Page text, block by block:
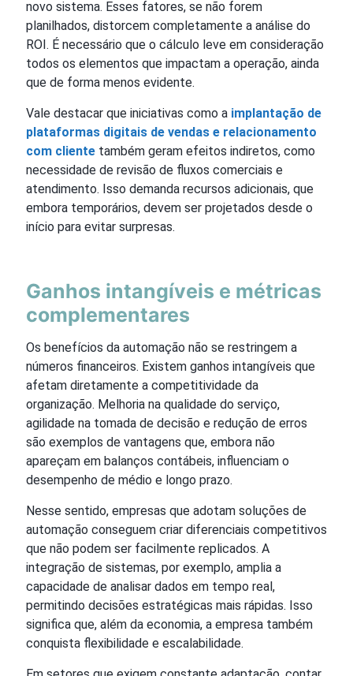
novo sistema. Esses fatores, se não forem
planilhados, distorcem completamente a análise do
ROI. É necessário que o cálculo leve em consideração
todos os elementos que impactam a operação, ainda
que de forma menos evidente.
Vale destacar que iniciativas como a implantação de
plataformas digitais de vendas e relacionamento
com cliente também geram efeitos indiretos, como
necessidade de revisão de fluxos comerciais e
atendimento. Isso demanda recursos adicionais, que
embora temporários, devem ser projetados desde o
início para evitar surpresas.
Ganhos intangíveis e métricas
complementares
Os benefícios da automação não se restringem a
números financeiros. Existem ganhos intangíveis que
afetam diretamente a competitividade da
organização. Melhoria na qualidade do serviço,
agilidade na tomada de decisão e redução de erros
são exemplos de vantagens que, embora não
apareçam em balanços contábeis, influenciam o
desempenho de médio e longo prazo.
Nesse sentido, empresas que adotam soluções de
automação conseguem criar diferenciais competitivos
que não podem ser facilmente replicados. A
integração de sistemas, por exemplo, amplia a
capacidade de analisar dados em tempo real,
permitindo decisões estratégicas mais rápidas. Isso
significa que, além da economia, a empresa também
conquista flexibilidade e escalabilidade.